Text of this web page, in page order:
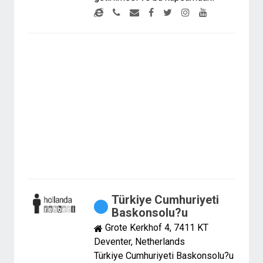
Türkiye Cumhuriyeti
Baskonsolu?u
Grote Kerkhof 4, 7411 KT
Deventer, Netherlands
Türkiye Cumhuriyeti Baskonsolu?u